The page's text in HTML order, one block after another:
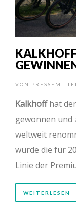
VON
Kalkhoffhat
gewonnen und
weltweit
wurde die für
Linie der
WEITERLESEN